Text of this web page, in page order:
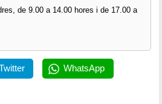
de 9.00 a 14.00 hores i de 17.00 a
WhatsApp